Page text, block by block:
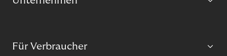
Für Verbraucher